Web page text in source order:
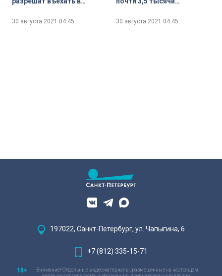
30 августа 2021 04:45 30 августа 2021 04:45
197022, Санкт-Петербург, ул. Чапыгина, 6
+7 (812) 335-15-71
Внимание! Отдельные видеоматериалы, размещенные на настоящем